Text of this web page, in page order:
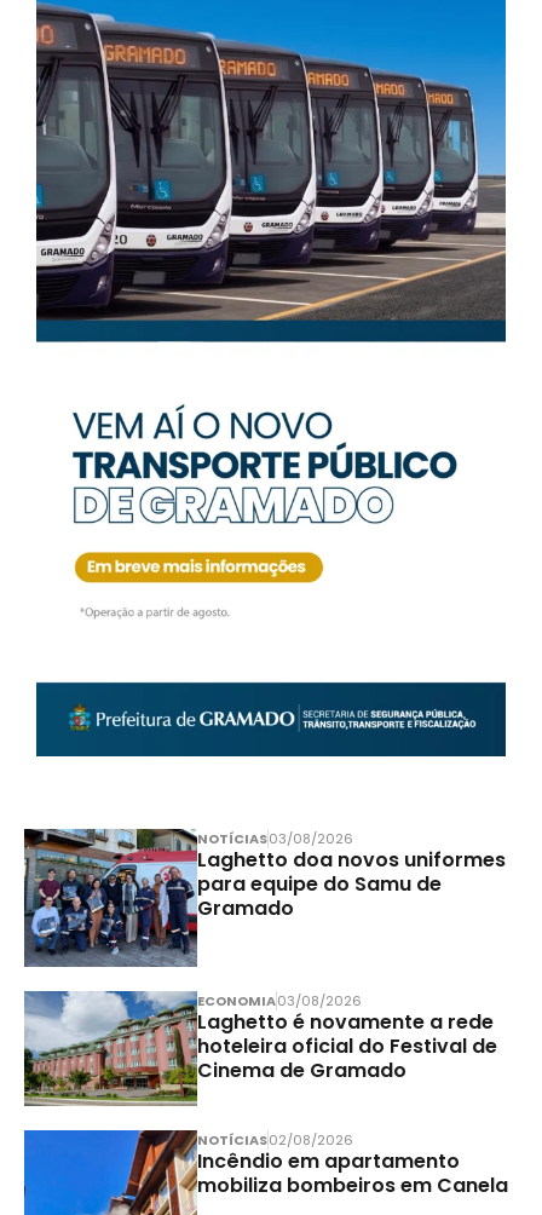
NOTÍCIAS03/08/2026
Laghetto doa novos uniformes
para equipe do Samu de
Gramado
ECONOMIA03/08/2026
Laghetto é novamente a rede
hoteleira oficial do Festival de
Cinema de Gramado
NOTÍCIAS02/08/2026
Incêndio em apartamento
mobiliza bombeiros em Canela